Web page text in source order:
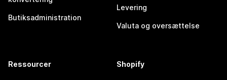
Butiksadministration
Levering
Valuta og oversættelse
Ressourcer Shopify